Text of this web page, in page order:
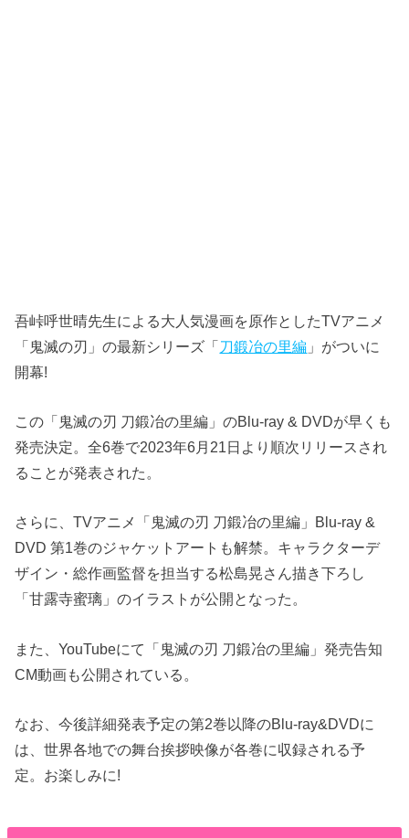
吾峠呼世晴先生による大人気漫画を原作としたTVアニメ
「鬼滅の刃」の最新シリーズ「刀鍛冶の里編 」がついに
開幕!
この「鬼滅の刃 刀鍛冶の里編」のBlu-ray & DVDが早くも
発売決定。全6巻で2023年6月21日より順次リリースされ
ることが発表された。
さらに、TVアニメ「鬼滅の刃 刀鍛冶の里編」Blu-ray &
DVD 第1巻のジャケットアートも解禁。キャラクターデ
ザイン・総作画監督を担当する松島晃さん描き下ろし
「甘露寺蜜璃」のイラストが公開となった。
また、YouTubeにて「鬼滅の刃 刀鍛冶の里編」発売告知
CM動画も公開されている。
なお、今後詳細発表予定の第2巻以降のBlu-ray&DVDに
は、世界各地での舞台挨拶映像が各巻に収録される予
定。お楽しみに!